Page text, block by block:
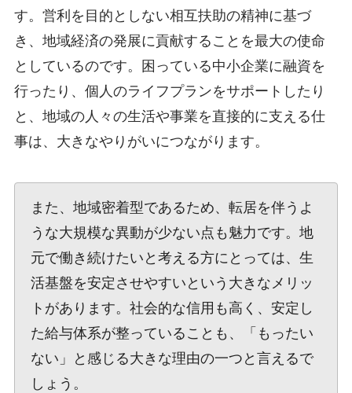
す。営利を目的としない相互扶助の精神に基づ
き、地域経済の発展に貢献することを最大の使命
としているのです。困っている中小企業に融資を
行ったり、個人のライフプランをサポートしたり
と、地域の人々の生活や事業を直接的に支える仕
事は、大きなやりがいにつながります。
また、地域密着型であるため、転居を伴うよ
うな大規模な異動が少ない点も魅力です。地
元で働き続けたいと考える方にとっては、生
活基盤を安定させやすいという大きなメリッ
トがあります。社会的な信用も高く、安定し
た給与体系が整っていることも、「もったい
ない」と感じる大きな理由の一つと言えるで
しょう。